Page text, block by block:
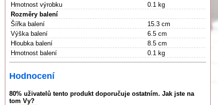
Hmotnost výrobku
0.1 kg
Rozměry balení
Šířka balení
15.3 cm
Výška balení
6.5 cm
Hloubka balení
8.5 cm
Hmotnost balení
0.1 kg
Hodnocení
80% uživatelů tento produkt doporučuje ostatním. Jak jste na
tom Vy?